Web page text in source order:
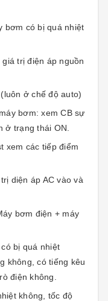
bơm có bị quá nhiệt
trị điện áp nguồn
ở chế độ auto)
bơm: xem CB sự
ở trạng thái ON.
xem các tiếp điểm
diện áp AC vào và
bơm điện + máy
bị quá nhiệt
không, có tiếng kêu
điện không.
không, tốc độ